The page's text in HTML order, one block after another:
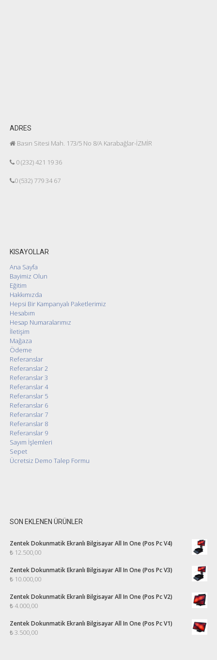
ADRES
Basın Sitesi Mah. 173/5 No 8/A Karabağlar-İZMİR
0 (232) 421 19 36
0 (532) 779 34 67
KISAYOLLAR
Ana Sayfa
Bayimiz Olun
Eğitim
Hakkımızda
Hepsi Bir Kampanyalı Paketlerimiz
Hesabım
Hesap Numaralarımız
İletişim
Mağaza
Ödeme
Referanslar
Referanslar 2
Referanslar 3
Referanslar 4
Referanslar 5
Referanslar 6
Referanslar 7
Referanslar 8
Referanslar 9
Sayım İşlemleri
Sepet
Ücretsiz Demo Talep Formu
SON EKLENEN ÜRÜNLER
Zentek Dokunmatik Ekranlı Bilgisayar All In One (Pos Pc V4)
₺ 12.500,00
Zentek Dokunmatik Ekranlı Bilgisayar All In One (Pos Pc V3)
₺ 10.000,00
Zentek Dokunmatik Ekranlı Bilgisayar All In One (Pos Pc V2)
₺4.000,00
Zentek Dokunmatik Ekranlı Bilgisayar All In One (Pos Pc V1)
₺3.500,00